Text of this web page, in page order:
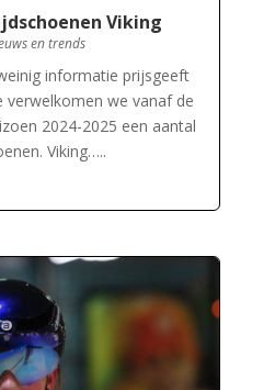
Viking
en trends
informatie prijsgeeft
verwelkomen we vanaf de
2024-2025 een aantal
Viking…..